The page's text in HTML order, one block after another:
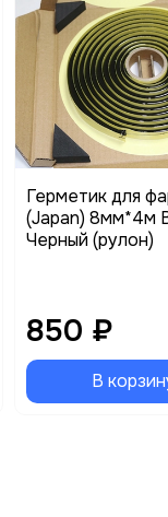
Герметик для
(Japan) 8мм*4м
Черный (рулон)
850 ₽
В